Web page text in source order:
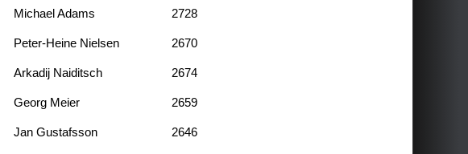
Michael Adams 2728
Peter-Heine Nielsen 2670
Arkadij Naiditsch 2674
Georg Meier 2659
Jan Gustafsson 2646